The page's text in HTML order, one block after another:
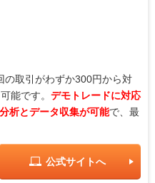
の取引がわずか300円から対
能です。 デモトレードに対応
析とデータ収集が可能で、最
公式サイトへ